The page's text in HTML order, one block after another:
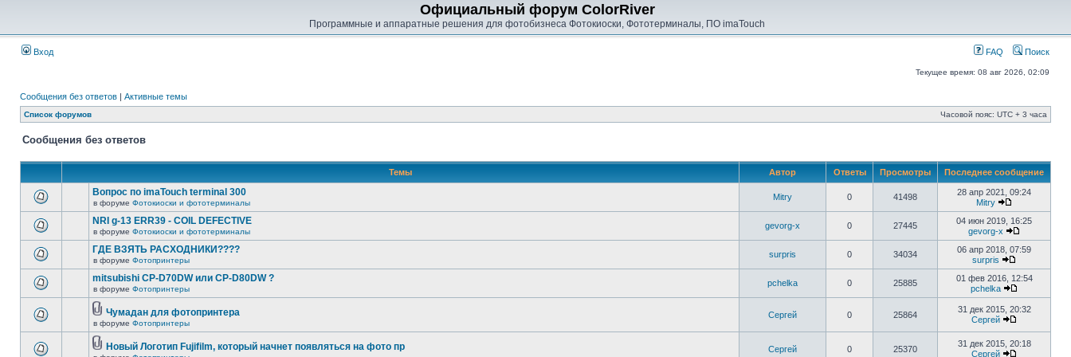
Официальный форум ColorRiver
Программные и аппаратные решения для фотобизнеса Фотокиоски, Фототерминалы, ПО imaTouch
Вход FAQ Поиск
Текущее время: 08 авг 2026, 02:09
Сообщения без ответов | Активные темы
Список форумов Часовой пояс: UTC + 3 часа
Сообщения без ответов
Темы Автор Ответы Просмотры Последнее сообщение
Вопрос по imaTouch terminal 300
в форуме Фотокиоски и фототерминалы
Mitry 0 41498
28 апр 2021, 09:24
Mitry
NRI g-13 ERR39 - COIL DEFECTIVE
в форуме Фотокиоски и фототерминалы
gevorg-x 0 27445
04 июн 2019, 16:25
gevorg-x
ГДЕ ВЗЯТЬ РАСХОДНИКИ????
в форуме Фотопринтеры
surpris 0 34034
06 апр 2018, 07:59
surpris
mitsubishi CP-D70DW или CP-D80DW ?
в форуме Фотопринтеры
pchelka 0 25885
01 фев 2016, 12:54
pchelka
Чумадан для фотопринтера
в форуме Фотопринтеры
Сергей 0 25864
31 дек 2015, 20:32
Сергей
Новый Логотип Fujifilm, который начнет появляться на фото пр Сергей 0 25370
31 дек 2015, 20:18
Сергей